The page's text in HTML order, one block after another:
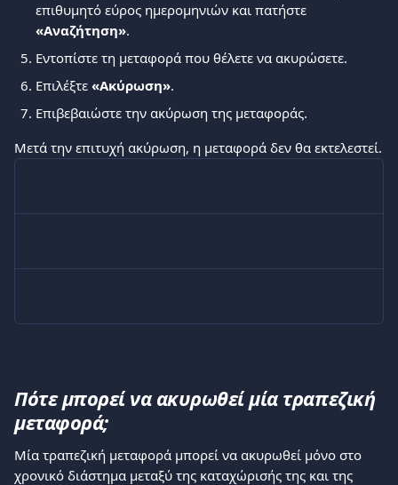
επιθυμητό εύρος ημερομηνιών και πατήστε
«Αναζήτηση».
Εντοπίστε τη μεταφορά που θέλετε να ακυρώσετε.
Επιλέξτε «Ακύρωση».
Επιβεβαιώστε την ακύρωση της μεταφοράς.
Μετά την επιτυχή ακύρωση, η μεταφορά δεν θα εκτελεστεί.
Πότε μπορεί να ακυρωθεί μία τραπεζική
μεταφορά;
Μία τραπεζική μεταφορά μπορεί να ακυρωθεί μόνο στο
χρονικό διάστημα μεταξύ της καταχώρισής της και της